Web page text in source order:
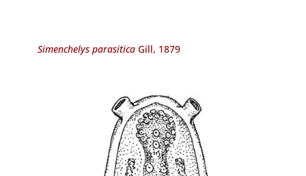
Simenchelys parasiticaGill, 1879